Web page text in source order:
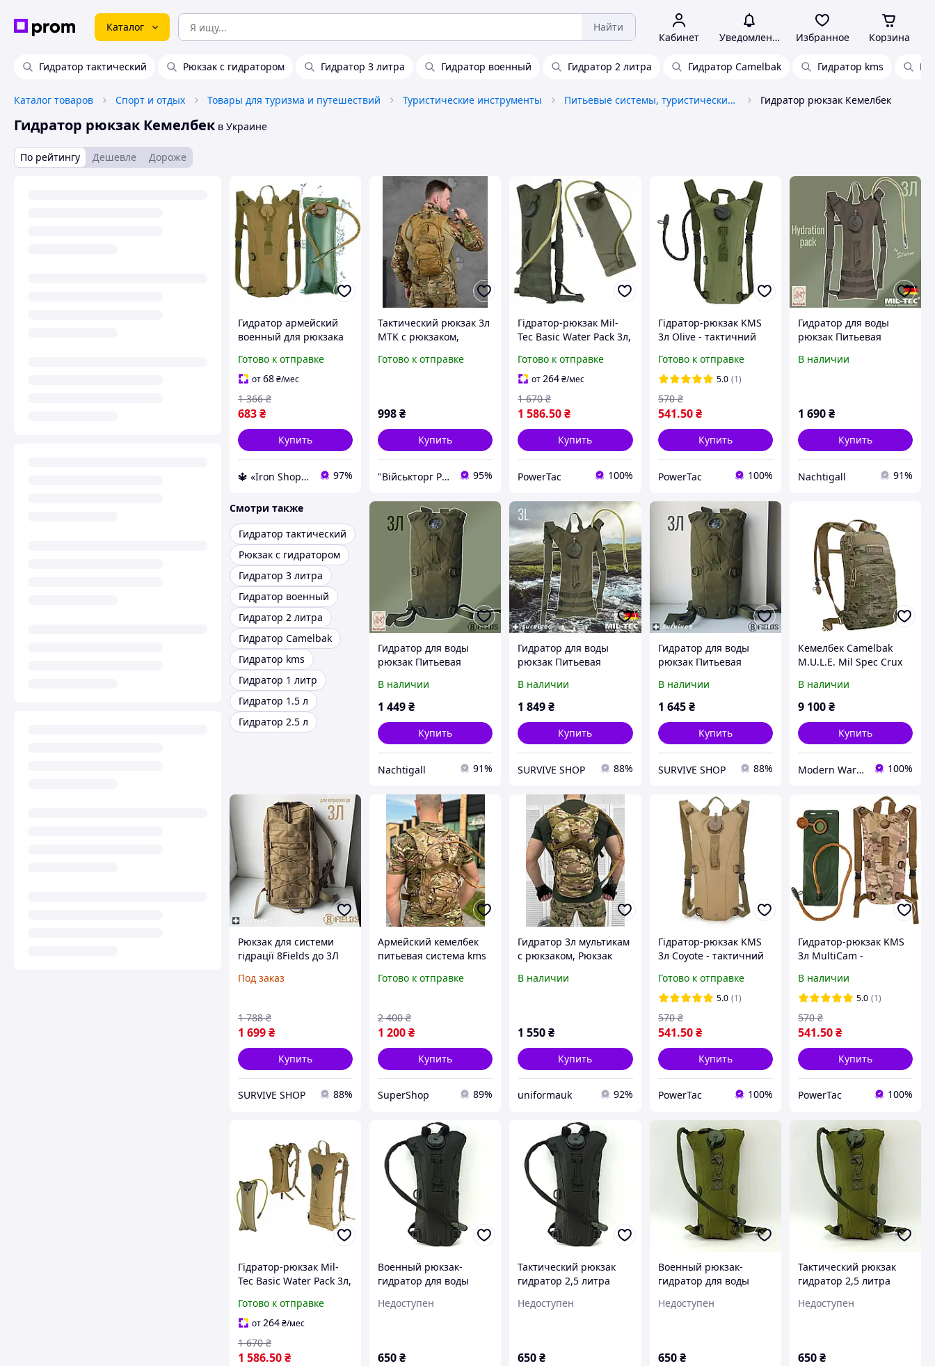
Каталог Найти
Кабинет Уведомления Избранное Корзина
Гидратор тактический Рюкзак с гидратором Гидратор 3 литра Гидратор военный Гидратор 2 литра Гидратор Camelbak Гидратор kms
Каталог товаров Спорт и отдых Товары для туризма и путешествий Туристические инструменты Питьевые системы, туристические гидраторы Гидратор рюкзак Кемелбек
Гидратор рюкзак Кемелбек в Украине
По рейтингу Дешевле Дороже
Гидратор армейский
военный для рюкзака
система кемелбек
Гидратор-рюкзак для
рыбалки
Готово к отправке
от68₴/мес
683₴
1 366 ₴
Купить
🔱 «Iron Shop» Компетентность! Качество товара! Быстрая отправка! ✅ 97%
Тактический рюкзак 3л
MTK с рюкзаком,
camelback МК4795
Готово к отправке
998₴
Купить
"Військторг Роздріб / Гурт": На сторожі Вашої безпеки! 95%
Гідратор-рюкзак Mil-
Tec Basic Water Pack 3л,
гідратор-рюкзак,
туристична питна
система, військовий
кемелбек
Готово к отправке
от264₴/мес
1 586.50₴
1 670 ₴
Купить
PowerTac 100%
Гідратор-рюкзак KMS
3л Olive - тактичний
туристична питна
система, військовий
кемелбек
Готово к отправке
5.0 (1)
541.50 ₴
570 ₴
Купить
PowerTac 100%
Гидратор для воды
рюкзак Питьевая
Койот Кемелбек 3 л
В наличии
1 690₴
Купить
Nachtigall 91%
Смотри также
Гидратор тактический
Рюкзак с гидратором
Гидратор 3 литра
Гидратор военный
Гидратор 2 литра
Гидратор Camelbak
Гидратор kms
Гидратор 1 литр
Гидратор 1.5 л
Гидратор 2.5 л
Гидратор для воды
рюкзак Питьевая
8FIELDS Олива WATER
PACK 3 л
В наличии
1 449₴
Купить
Nachtigall 91%
Гидратор для воды
рюкзак Питьевая
Койот Кемелбек 3 л
В наличии
1 849₴
Купить
SURVIVE SHOP 88%
Гидратор для воды
рюкзак Питьевая
8FIELDS Олива WATER
PACK 3л
В наличии
1 645 ₴
Купить
SURVIVE SHOP 88%
Кемелбек Camelbak
M.U.L.E. Mil Spec Crux
рюкзак.
В наличии
9 100₴
Купить
Modern Warshop 100%
Рюкзак для системи
гідрації 8Fields до 3Л
Кемелбек Гідратор
Под заказ
1 699₴
1 788 ₴
Купить
SURVIVE SHOP 88%
Армейский кемелбек
питьевая система kms
Гидратор рюкзак 3л
Готово к отправке
1 200₴
2 400 ₴
Купить
SuperShop 89%
Гидратор 3л мультикам
с рюкзаком, Рюкзак
В наличии
1 550₴
Купить
uniformauk 92%
Гідратор-рюкзак KMS
3л Coyote - тактичний
туристична питна
система, військовий
Готово к отправке
5.0 (1)
541.50 ₴
570 ₴
Купить
PowerTac 100%
Гидратор-рюкзак KMS
3л MultiCam -
рюкзак, туристическая
питьевая система,
В наличии
5.0 (1)
541.50₴
570 ₴
Купить
PowerTac 100%
Гідратор-рюкзак Mil-
Tec Basic Water Pack 3л,
гідратор-рюкзак,
туристична питна
система, військовий
кемелбек
Готово к отправке
от264₴/мес
1 586.50₴
1 670 ₴
Военный рюкзак-
гидратор для воды
2,5 литра Черный
KMS Camelback Black
Недоступен
650₴
Тактический рюкзак
гидратор 2,5 литра
Кемелбек Питьевая
Недоступен
650₴
Военный рюкзак-
гидратор для воды
2,5 литра Олива
KMS Camelback Olive
Недоступен
650 ₴
Тактический рюкзак
гидратор 2,5 литра
Кемелбек Питьевая
Недоступен
650₴